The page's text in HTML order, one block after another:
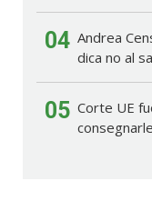
04 Andrea
dica no al
05 Corte UE